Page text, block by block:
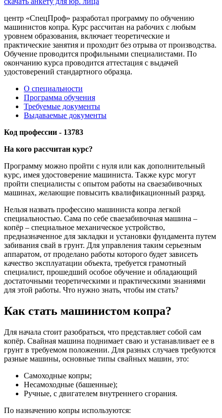
центр «СпецПроф» разработал программу по обучению
машинистов копра. Курс рассчитан на рабочих с любым
уровнем образования, включает теоретические и
практические занятия и проходит без отрыва от производства.
Обучение проводится профильными специалистами. По
окончанию курса проводится аттестация с выдачей
удостоверений стандартного образца.
О специальности
Программа обучения
Требуемые документы
Выдаваемые документы
Код профессии - 13783
На кого рассчитан курс?
Программу можно пройти с нуля или как дополнительный
курс, имея удостоверение машиниста. Также курс могут
пройти специалисты с опытом работы на сваезабивочных
машинах, желающие повысить квалификационный разряд.
Нельзя назвать профессию машиниста копра легкой
специальностью. Сама по себе сваезабивочная машина –
копёр – специальное механическое устройство,
предназначенное для закладки и установки фундамента путем
забивания свай в грунт. Для управления таким серьезным
аппаратом, от проделано работы которого будет зависеть
качество эксплуатации объекта, требуется грамотный
специалист, прошедший особое обучение и обладающий
достаточными теоретическими и практическими знаниями
для этой работы. Что нужно знать, чтобы им стать?
Как стать машинистом копра?
Для начала стоит разобраться, что представляет собой сам
копёр. Свайная машина поднимает сваю и устанавливает ее в
грунт в требуемом положении. Для разных случаев требуются
разные машины, основные типы свайных машин, это:
Самоходные копры;
Несамоходные (башенные);
Ручные, с двигателем внутреннего сгорания.
По назначению копры используются: